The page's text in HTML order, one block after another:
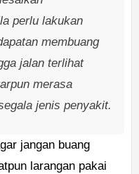
perlu lakukan
membuang
jalan terlihat
merasa
jenis penyakit.
jangan buang
larangan pakai